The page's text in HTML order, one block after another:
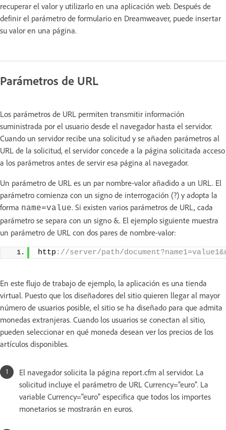
recuperar el valor y utilizarlo en una aplicación web. Después de
definir el parámetro de formulario en Dreamweaver, puede insertar
su valor en una página.
Parámetros de URL
Los parámetros de URL permiten transmitir información
suministrada por el usuario desde el navegador hasta el servidor.
Cuando un servidor recibe una solicitud y se añaden parámetros al
URL de la solicitud, el servidor concede a la página solicitada acceso
a los parámetros antes de servir esa página al navegador.
Un parámetro de URL es un par nombre-valor añadido a un URL. El
parámetro comienza con un signo de interrogación (?) y adopta la
forma name=value. Si existen varios parámetros de URL, cada
parámetro se separa con un signo &. El ejemplo siguiente muestra
un parámetro de URL con dos pares de nombre-valor:
http ://server/path/
En este flujo de trabajo de ejemplo, la aplicación es una tienda
virtual. Puesto que los diseñadores del sitio quieren llegar al mayor
número de usuarios posible, el sitio se ha diseñado para que admita
monedas extranjeras. Cuando los usuarios se conectan al sitio,
pueden seleccionar en qué moneda desean ver los precios de los
artículos disponibles.
El navegador solicita la página report.cfm al servidor. La
solicitud incluye el parámetro de URL Currency="euro". La
variable Currency="euro" especifica que todos los importes
monetarios se mostrarán en euros.